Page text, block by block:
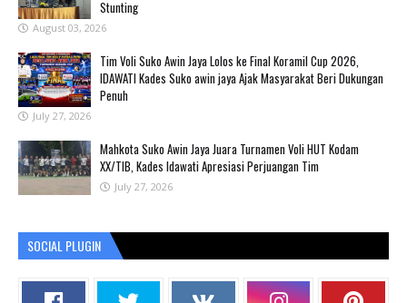
Stunting
August 03, 2026
Tim Voli Suko Awin Jaya Lolos ke Final Koramil Cup 2026,
IDAWATI Kades Suko awin jaya Ajak Masyarakat Beri Dukungan
Penuh
July 27, 2026
Mahkota Suko Awin Jaya Juara Turnamen Voli HUT Kodam
XX/TIB, Kades Idawati Apresiasi Perjuangan Tim
July 27, 2026
SOCIAL PLUGIN